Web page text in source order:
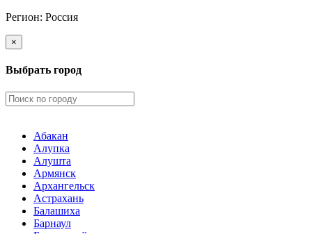
Регион: Россия
×
Выбрать город
Абакан
Алупка
Алушта
Армянск
Архангельск
Астрахань
Балашиха
Барнаул